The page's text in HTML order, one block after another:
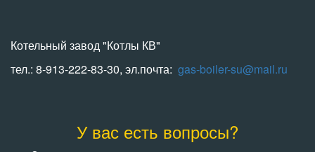
Котельный завод "Котлы КВ"
тел.: 8-913-222-83-30, эл.почта: gas-boiler-su@mail.ru
У вас есть вопросы?